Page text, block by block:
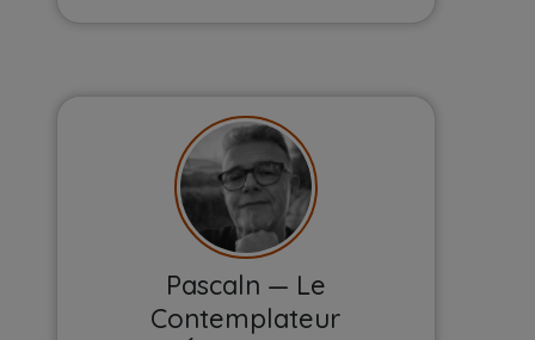
Pascaln — Le
Contemplateur